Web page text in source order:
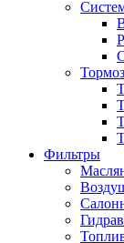
Фильтры